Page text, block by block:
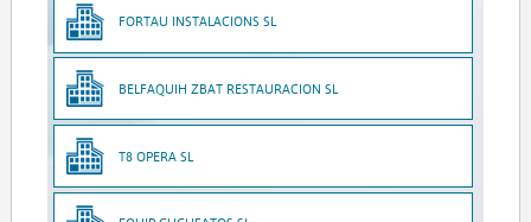
FORTAU INSTALACIONS SL
BELFAQUIH ZBAT RESTAURACION SL
T8 OPERA SL